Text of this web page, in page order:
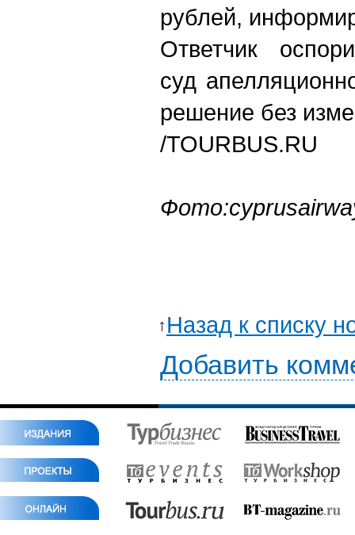
рублей,
Ответчик
суд
решение без
/TOURBUS.RU
Назад к списку
Добавить